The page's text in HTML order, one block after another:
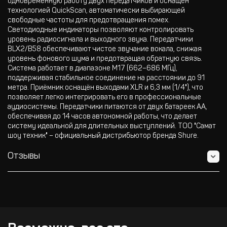
одновременную работу двух передатчиков и оснащён
технологией QuickScan, автоматически выбирающей
свободные частоты для предотвращения помех.
Светодиодные индикаторы позволяют контролировать
уровень радиосигнала и выходного звука. Передатчики
BLX2/B58 обеспечивают чистое звучание вокала, снижая
уровень фонового шума и предотвращая обратную связь.
Система работает в диапазоне M17 (662–686 МГц),
поддерживая стабильное соединение на расстоянии до 91
метра. Приёмник оснащён выходами XLR и 6,3 мм (1/4"), что
позволяет легко интегрировать его в профессиональные
аудиосистемы. Передатчики питаются от двух батареек AA,
обеспечивая до 14 часов автономной работы, что делает
систему идеальной для длительных выступлений. ТОО "Самат
шоу техник" – официальный дистрибьютор бренда Shure.
Отзывы